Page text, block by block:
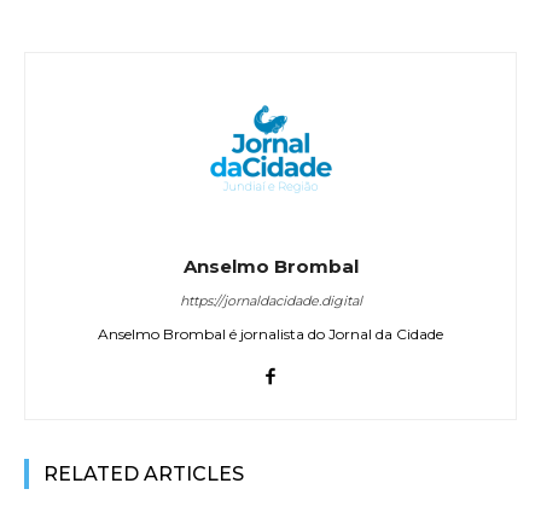
Anselmo Brombal
https://jornaldacidade.digital
Anselmo Brombal é jornalista do Jornal da Cidade
RELATED ARTICLES